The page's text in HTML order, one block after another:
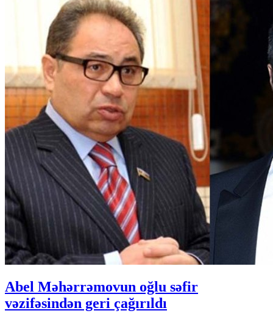
Abel Məhərrəmovun oğlu səfir
vəzifəsindən geri çağırıldı